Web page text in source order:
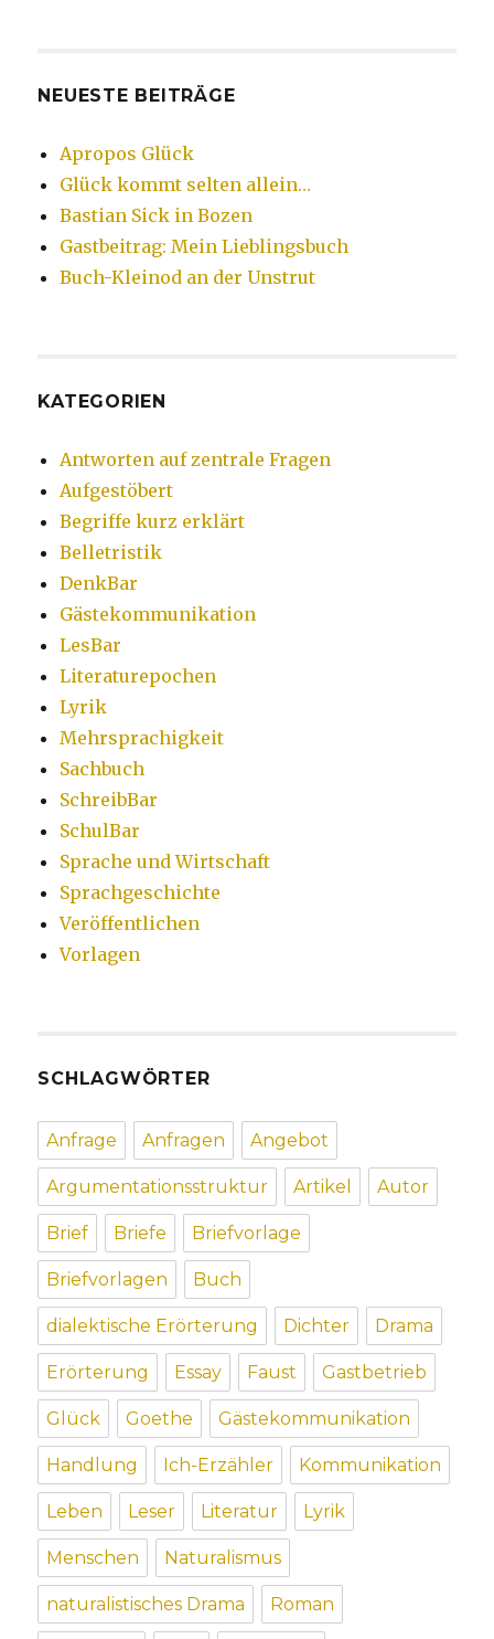
NEUESTE BEITRÄGE
Apropos Glück
Glück kommt selten allein…
Bastian Sick in Bozen
Gastbeitrag: Mein Lieblingsbuch
Buch-Kleinod an der Unstrut
KATEGORIEN
Antworten auf zentrale Fragen
Aufgestöbert
Begriffe kurz erklärt
Belletristik
DenkBar
Gästekommunikation
LesBar
Literaturepochen
Lyrik
Mehrsprachigkeit
Sachbuch
SchreibBar
SchulBar
Sprache und Wirtschaft
Sprachgeschichte
Veröffentlichen
Vorlagen
SCHLAGWÖRTER
Anfrage Anfragen Angebot
Argumentationsstruktur Artikel Autor
Brief Briefe Briefvorlage
Briefvorlagen Buch
dialektische Erörterung Dichter Drama
Erörterung Essay Faust Gastbetrieb
Glück Goethe Gästekommunikation
Handlung Ich-Erzähler Kommunikation
Leben Leser Literatur Lyrik
Menschen Naturalismus
naturalistisches Drama Roman